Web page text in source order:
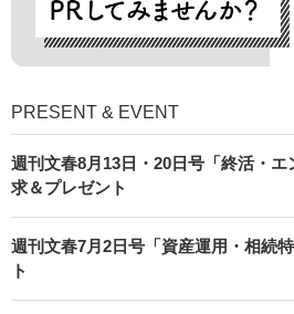
PRESENT & EVENT
週刊文春8月13日・20日号「終活・
求＆プレゼント
週刊文春7月2日号「資産運用・相続
ト